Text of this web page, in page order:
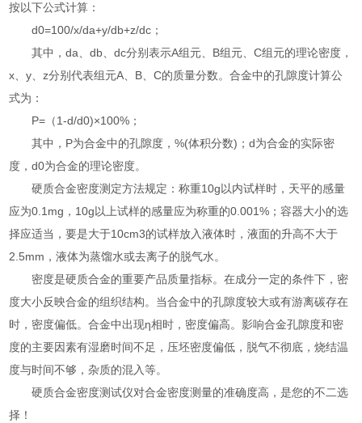
按以下公式计算：
d0=100/x/da+y/db+z/dc；
其中，da、db、dc分别表示A组元、B组元、C组元的理论密度，
x、y、z分别代表组元A、B、C的质量分数。合金中的孔隙度计算公
式为：
P=（1-d/d0)×100%；
其中，P为合金中的孔隙度，%(体积分数)；d为合金的实际密
度，d0为合金的理论密度。
硬质合金密度测定方法规定：称重10g以内试样时，天平的感量
应为0.1mg，10g以上试样的感量应为称重的0.001%；容器大小的选
择应适当，要是大于10cm3的试样放入液体时，液面的升高不大于
2.5mm，液体为蒸馏水或去离子的脱气水。
密度是硬质合金的重要产品质量指标。在成分一定的条件下，密
度大小反映合金的组织结构。当合金中的孔隙度较大或有游离碳存在
时，密度偏低。合金中出现η相时，密度偏高。影响合金孔隙度和密
度的主要因素有湿磨时间不足，压坯密度偏低，脱气不彻底，烧结温
度与时间不够，杂质的混入等。
硬质合金密度测试仪对合金密度测量的准确度高，是您的不二选
择！